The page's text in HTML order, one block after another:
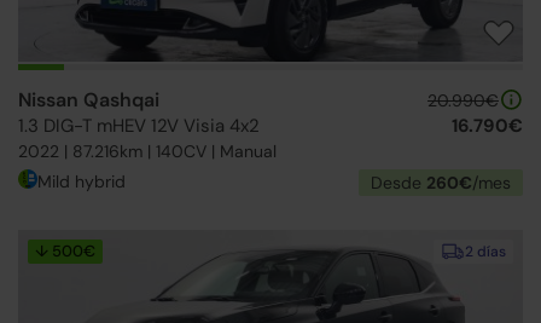
Nissan Qashqai
1.3 DIG-T mHEV 12V Visia 4x2
2022 | 87.216km | 140CV | Manual
20.990€
16.790€
Mild hybrid Desde 260€/mes
2 días
↓ 500€